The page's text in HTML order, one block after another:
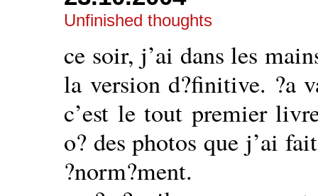
Unfinished thoughts
ce soir, j’ai dans les
la version d?finitive. ?a
c’est le tout premier
o? des photos que j’ai
?norm?ment.